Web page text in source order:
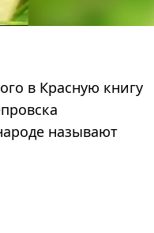
в Красную книгу
называют